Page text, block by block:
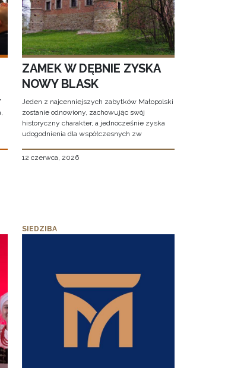
ZAMEK W DĘBNIE ZYSKA
NOWY BLASK
Jeden z najcenniejszych zabytków Małopolski
zostanie odnowiony, zachowując swój
historyczny charakter, a jednocześnie zyska
udogodnienia dla współczesnych zw
12 czerwca, 2026
SIEDZIBA